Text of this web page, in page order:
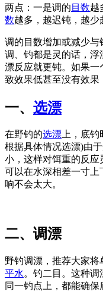
两点：一是调的 目数越
数越多，越迟钝，越少
调的目数增加或减少与
调、钓都是灵的话，
漂反应就更钝。如果一
致效果低甚至没有效果
一、 选漂
在野钓的选漂上，底钓
根据具体情况选漂)由
小，这样对饵重的反
可以在水深相差一寸
响不会太大。
二、调漂
野钓调漂，推荐大家
平水。钓二目。这种
同一钓点上，都能确